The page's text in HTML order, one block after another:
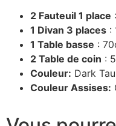
2 Fauteuil 1 place
1 Divan 3 places :
1 Table basse :
2 Table de coin :
Couleur: Dark
Couleur Assises: